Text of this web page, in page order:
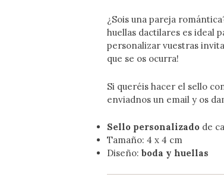
¿Sois una pareja
huellas dactilares es ideal
personalizar vuestras
que se os ocurra!
Si queréis hacer el sello
enviadnos un email y os
Sello personalizadode
Tamaño: 4 x 4 cm
Diseño: boda y huellas